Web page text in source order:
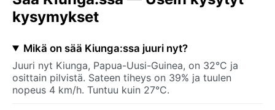
kysymykset
Mikä on sää Kiunga:ssa juuri nyt?
Juuri nyt Kiunga, Papua-Uusi-Guinea, on 32°C ja
osittain pilvistä. Sateen tiheys on 39% ja tuulen
nopeus 4 km/h. Tuntuu kuin 27°C.